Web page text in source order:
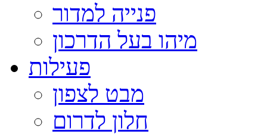
פנייה למדור
מיהו בעל הדרכון
פעילות
מבט לצפון
חלון לדרום